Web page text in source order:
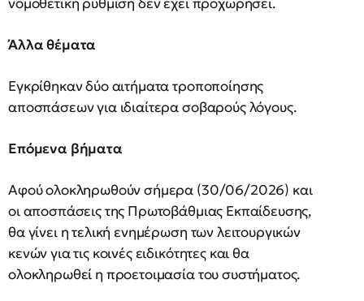
Άλλα θέματα
Εγκρίθηκαν δύο αιτήματα τροποποίησης
αποσπάσεων για ιδιαίτερα σοβαρούς λόγους.
Επόμενα βήματα
Αφού ολοκληρωθούν σήμερα (30/06/2026) και
οι αποσπάσεις της Πρωτοβάθμιας Εκπαίδευσης,
θα γίνει η τελική ενημέρωση των λειτουργικών
κενών για τις κοινές ειδικότητες και θα
ολοκληρωθεί η προετοιμασία του συστήματος.